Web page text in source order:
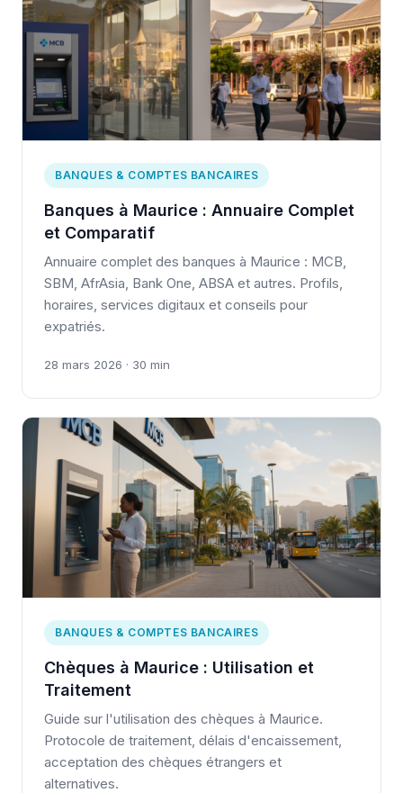
BANQUES & COMPTES BANCAIRES
Banques à Maurice : Annuaire Complet
et Comparatif
Annuaire complet des banques à Maurice : MCB,
SBM, AfrAsia, Bank One, ABSA et autres. Profils,
horaires, services digitaux et conseils pour
expatriés.
28 mars 2026 · 30 min
BANQUES & COMPTES BANCAIRES
Chèques à Maurice : Utilisation et
Traitement
Guide sur l'utilisation des chèques à Maurice.
Protocole de traitement, délais d'encaissement,
acceptation des chèques étrangers et
alternatives.